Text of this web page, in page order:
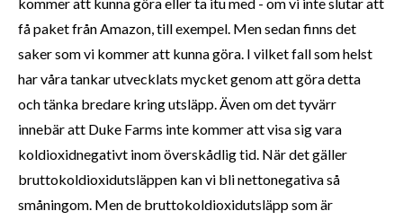
få paket från Amazon, till exempel. Men sedan finns det
saker som vi kommer att kunna göra. I vilket fall som helst
har våra tankar utvecklats mycket genom att göra detta
och tänka bredare kring utsläpp. Även om det tyvärr
innebär att Duke Farms inte kommer att visa sig vara
koldioxidnegativt inom överskådlig tid. När det gäller
bruttokoldioxidutsläppen kan vi bli nettonegativa så
småningom. Men de bruttokoldioxidutsläpp som är